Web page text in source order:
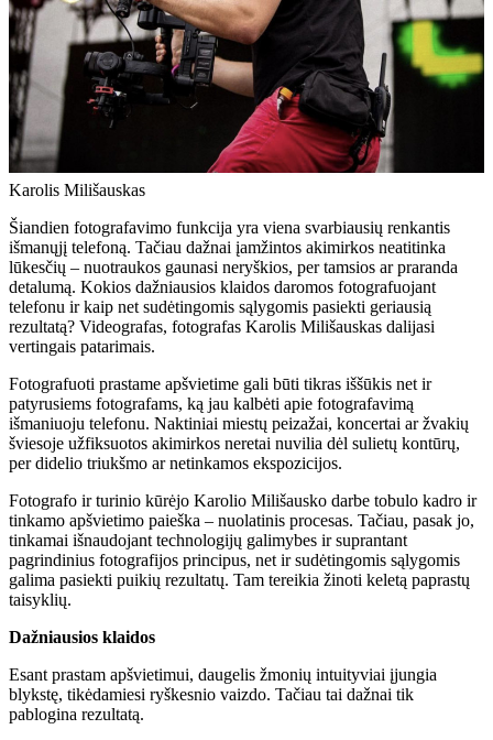
Karolis Milišauskas
Šiandien fotografavimo funkcija yra viena svarbiausių renkantis
išmanųjį telefoną. Tačiau dažnai įamžintos akimirkos neatitinka
lūkesčių – nuotraukos gaunasi neryškios, per tamsios ar praranda
detalumą. Kokios dažniausios klaidos daromos fotografuojant
telefonu ir kaip net sudėtingomis sąlygomis pasiekti geriausią
rezultatą? Videografas, fotografas Karolis Milišauskas dalijasi
vertingais patarimais.
Fotografuoti prastame apšvietime gali būti tikras iššūkis net ir
patyrusiems fotografams, ką jau kalbėti apie fotografavimą
išmaniuoju telefonu. Naktiniai miestų peizažai, koncertai ar žvakių
šviesoje užfiksuotos akimirkos neretai nuvilia dėl sulietų kontūrų,
per didelio triukšmo ar netinkamos ekspozicijos.
Fotografo ir turinio kūrėjo Karolio Milišausko darbe tobulo kadro ir
tinkamo apšvietimo paieška – nuolatinis procesas. Tačiau, pasak jo,
tinkamai išnaudojant technologijų galimybes ir suprantant
pagrindinius fotografijos principus, net ir sudėtingomis sąlygomis
galima pasiekti puikių rezultatų. Tam tereikia žinoti keletą paprastų
taisyklių.
Dažniausios klaidos
Esant prastam apšvietimui, daugelis žmonių intuityviai įjungia
blykstę, tikėdamiesi ryškesnio vaizdo. Tačiau tai dažnai tik
pablogina rezultatą.